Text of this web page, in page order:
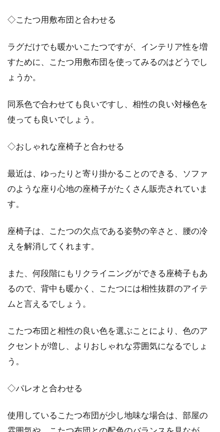
◇こたつ用敷布団と合わせる
ラグだけでも暖かいこたつですが、インテリア性を増
すために、こたつ用敷布団を使ってみるのはどうでし
ょうか。
同系色で合わせても良いですし、相性の良い対極色を
使っても良いでしょう。
◇おしゃれな座椅子と合わせる
最近は、ゆったりと寄り掛かることのできる、ソファ
のような座り心地の座椅子がたくさん販売されていま
す。
座椅子は、こたつの欠点である姿勢の辛さと、腰の冷
えを解消してくれます。
また、何段階にもリクライニングができる座椅子もあ
るので、背中も暖かく、こたつには相性抜群のアイテ
ムと言えるでしょう。
こたつ布団と相性の良い色を選ぶことにより、色のア
クセントが増し、よりおしゃれな雰囲気になるでしょ
う。
◇パレオと合わせる
使用しているこたつ布団が少し地味な場合は、部屋の